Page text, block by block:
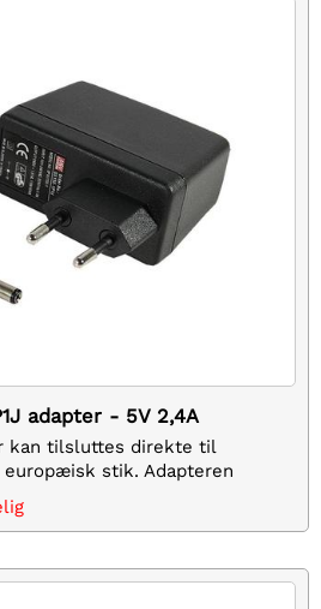
adapter - 5V 2,4A
kan tilsluttes direkte til
stik. Adapteren
maksimal strøm på 2,4A og en